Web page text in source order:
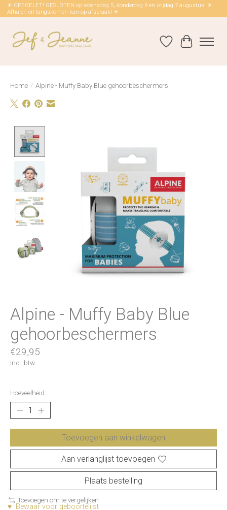
☀ OPEGELET! GESLOTEN op woensdag 5, donderdag 6 en vrijdag 7 augustus! ☀
Afhalen en langskomen kan op afspraak! ☀
Verlanglijst
Home / Alpine - Muffy Baby Blue gehoorbeschermers
Alpine - Muffy Baby Blue
gehoorbeschermers
€29,95
Incl. btw
Hoeveelheid:
Toevoegen aan winkelwagen
Aan verlanglijst toevoegen
Plaats bestelling
Toevoegen om te vergelijken
♥ Bewaar voor geboortelijst